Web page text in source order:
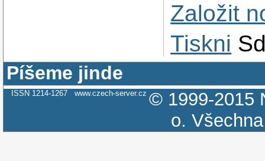
Založit
Tiskni
Píšeme jinde
ISSN 1214-1267 www.czech-server.cz © 1999-2015
o.